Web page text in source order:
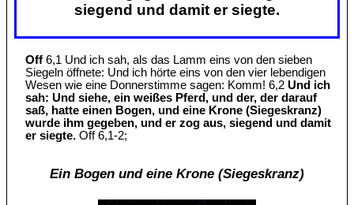
siegend und damit er siegte.
Off 6,1 Und ich sah, als das Lamm eins von den sieben
Siegeln öffnete: Und ich hörte eins von den vier lebendigen
Wesen wie eine Donnerstimme sagen: Komm! 6,2Und ich
sah: Und siehe, ein weißes Pferd, und der, der darauf
saß, hatte einen Bogen, und eine Krone (Siegeskranz)
wurde ihm gegeben, und er zog aus, siegend und damit
er siegte. Off 6,1-2;
Ein Bogen und eine Krone (Siegeskranz)